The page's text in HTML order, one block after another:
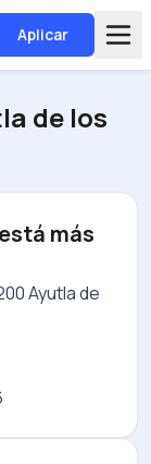
Aplicar
de los
más
Ayutla de